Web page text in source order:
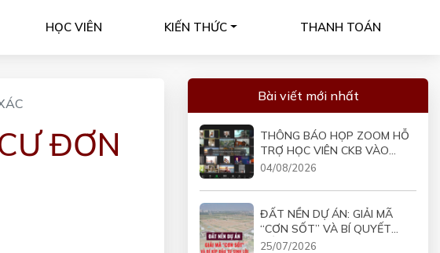
HỌC VIÊN KIẾN THỨC THANH TOÁN
ĐƠN
Bài viết mới nhất
THÔNG BÁO HỌP ZOOM HỖ
TRỢ HỌC VIÊN CKB VÀO
19H30 NGÀY 05/08/2026
04/08/2026
ĐẤT NỀN DỰ ÁN: GIẢI MÃ
“CƠN SỐT” VÀ BÍ QUYẾT
ĐẦU TƯ SINH LỜI
25/07/2026